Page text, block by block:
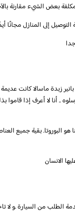
إلى المنازل مجانًا
زبدة ماسالا كانت
.. أنا لا أعرف إذا
البوروتا. بقية جميع
الانسان
الطلب من السيارة .و لا